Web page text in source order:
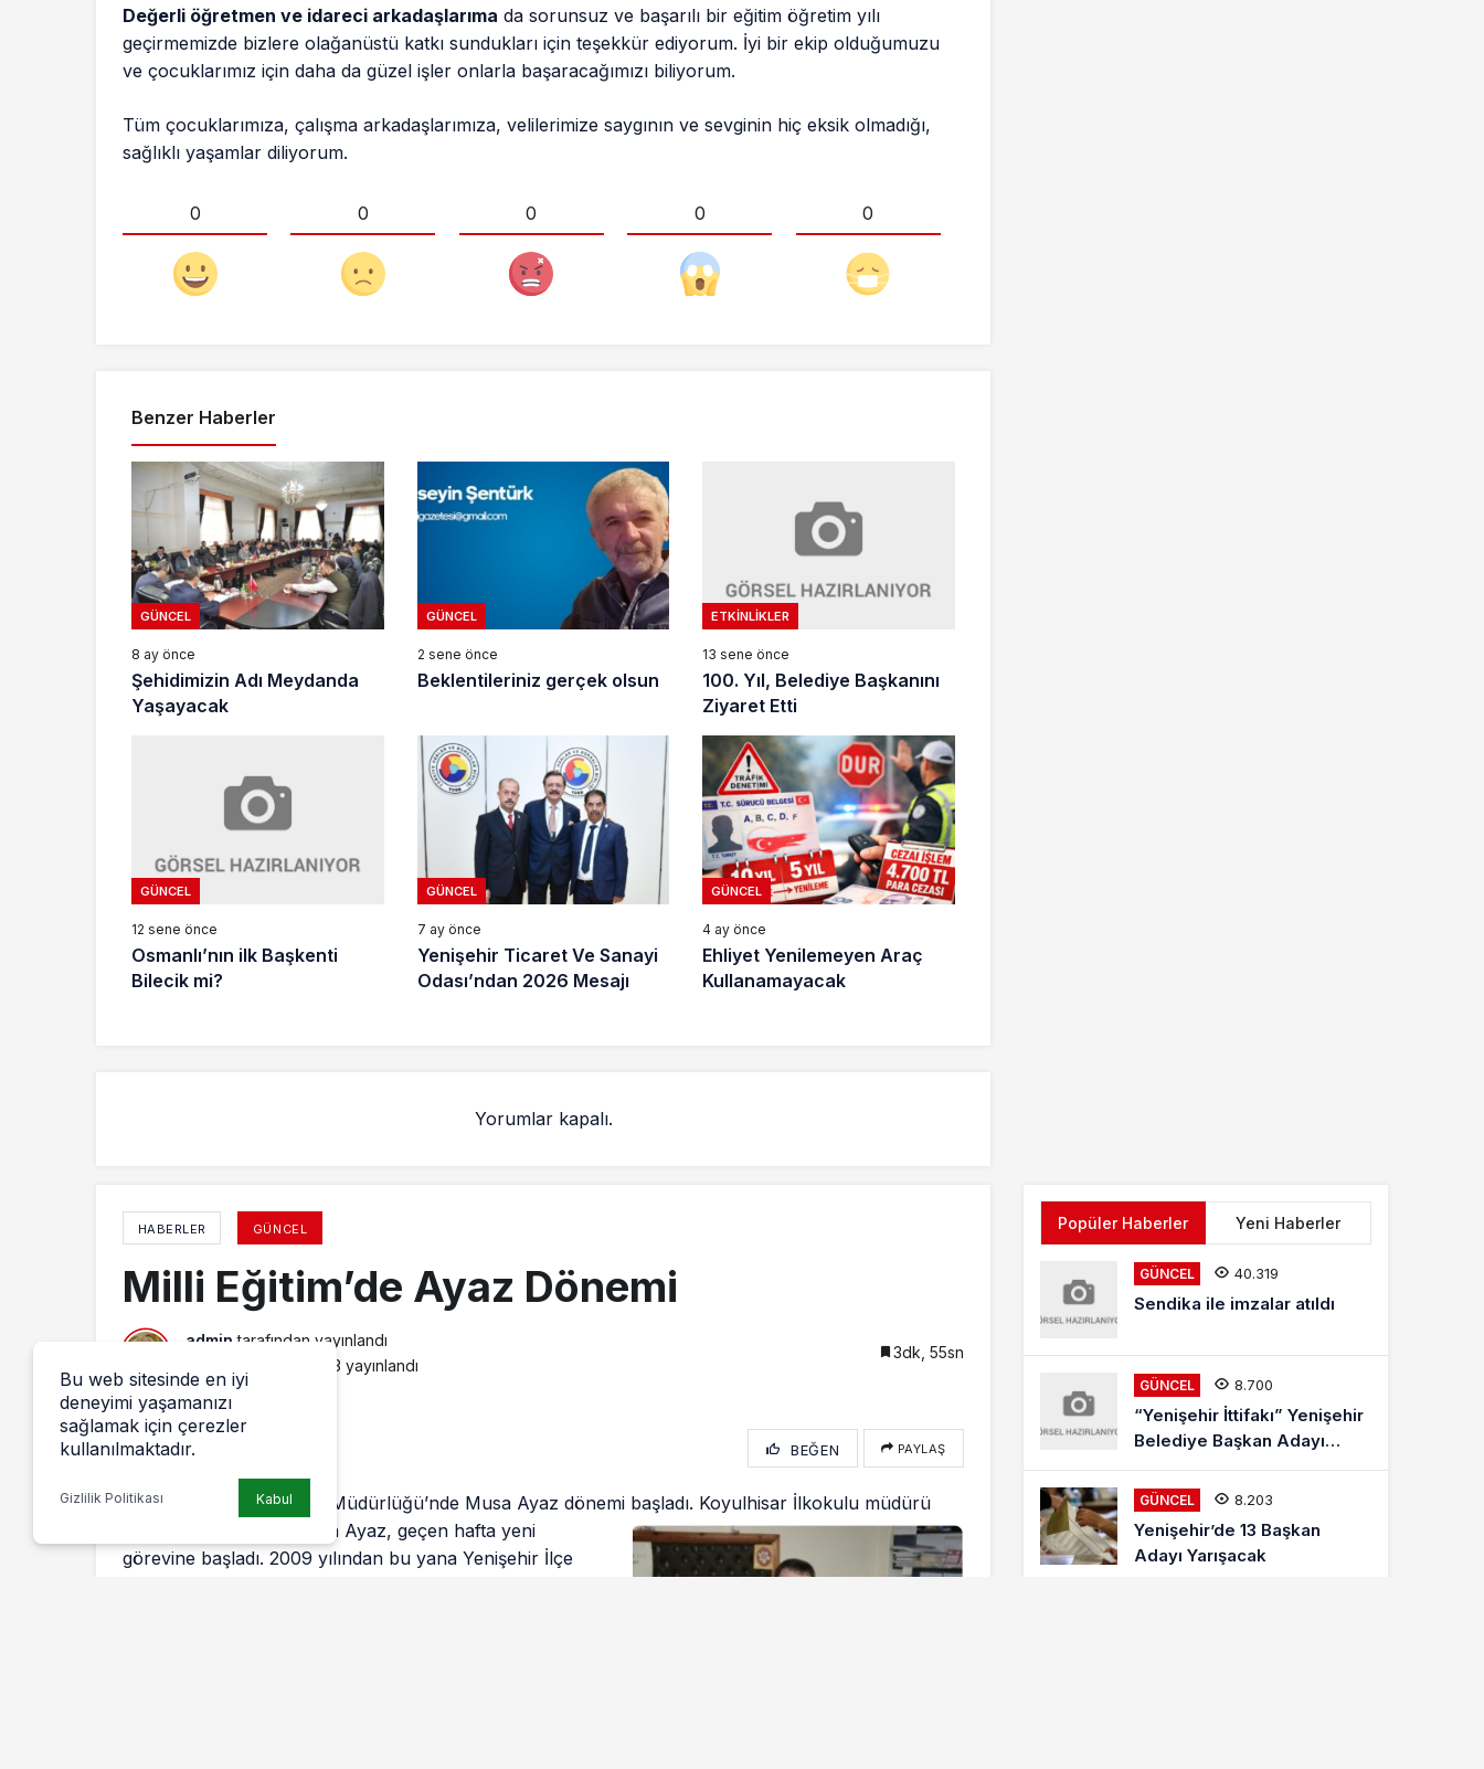
Değerli öğretmen ve idareci arkadaşlarıma da sorunsuz ve başarılı bir eğitim öğretim yılı
geçirmemizde bizlere olağanüstü katkı sundukları için teşekkür ediyorum. İyi bir ekip olduğumuzu
ve çocuklarımız için daha da güzel işler onlarla başaracağımızı biliyorum.
Tüm çocuklarımıza, çalışma arkadaşlarımıza, velilerimize saygının ve sevginin hiç eksik olmadığı,
sağlıklı yaşamlar diliyorum.
0 0 0 0 0
Benzer Haberler
GÜNCEL
8 ay önce
Şehidimizin Adı Meydanda
Yaşayacak
GÜNCEL
2 sene önce
Beklentileriniz gerçek olsun
ETKINLIKLER
13 sene önce
100. Yıl, Belediye Başkanını
Ziyaret Etti
GÜNCEL
12 sene önce
Osmanlı’nın ilk Başkenti
Bilecik mi?
GÜNCEL
7 ay önce
Yenişehir Ticaret Ve Sanayi
Odası’ndan 2026 Mesajı
GÜNCEL
4 ay önce
Ehliyet Yenilemeyen Araç
Kullanamayacak
Yorumlar kapalı.
HABERLER GÜNCEL
Milli Eğitim’de Ayaz Dönemi
admin tarafından yayınlandı
19 Haziran 2014, 16:13 yayınlandı
3dk, 55sn
BEĞEN PAYLAŞ
Yenişehir İlçe milli Eğitim Müdürlüğü’nde Musa Ayaz dönemi başladı. Koyulhisar İlkokulu müdürü
olarak görev yapan Musa Ayaz, geçen hafta yeni
görevine başladı. 2009 yılından bu yana Yenişehir İlçe
Popüler Haberler Yeni Haberler
GÜNCEL 40.319
Sendika ile imzalar atıldı
GÜNCEL 8.700
“Yenişehir İttifakı” Yenişehir
Belediye Başkan Adayı
Mehmet Kaya Röportajı
GÜNCEL 8.203
Yenişehir’de 13 Başkan
Adayı Yarışacak
Bu web sitesinde en iyi
deneyimi yaşamanızı
sağlamak için çerezler
kullanılmaktadır.
Gizlilik Politikası Kabul